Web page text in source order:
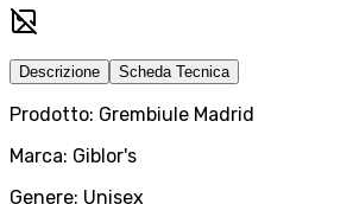
Descrizione Scheda Tecnica
Prodotto: Grembiule Madrid
Marca: Giblor's
Genere: Unisex